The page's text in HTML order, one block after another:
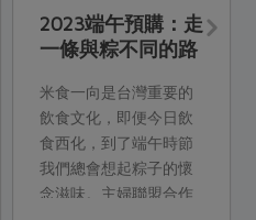
2023端午預購：走
一條與粽不同的路
米食一向是台灣重要的
飲食文化，即便今日飲
食西化，到了端午時節
我們總會想起粽子的懷
念滋味。主婦聯盟合作